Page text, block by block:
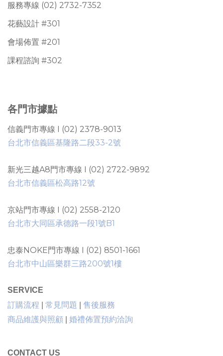
服務專線 (02) 2732-7352
花藝設計 #301
會場佈置 #201
課程諮詢 #302
各門市據點
信義門市專線 I (02) 2378-9013
台北市信義區基隆路二段33-2號
新光三越A8門市專線 I (02) 2722-9892
台北市信義區松高路12號
京站門市專線 I (02) 2558-2120
台北市大同區承德路一段1號B1
忠泰NOKE門市專線 I (02) 8501-1661
台北市中山區樂群三路200號1樓
SERVICE
訂購流程
常見問題 售後服務
商品維護與照顧 婚禮佈置預約洽詢
CONTACT US